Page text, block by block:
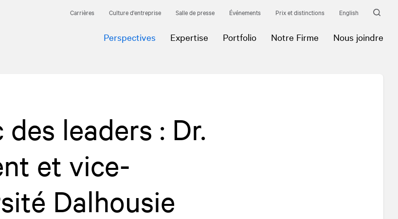
Carrières Culture d'entreprise Salle de presse Événements Prix et distinctions English
Perspectives Expertise Portfolio Notre Firme Nous joindre
leaders : Dr.
et vice-
Dalhousie